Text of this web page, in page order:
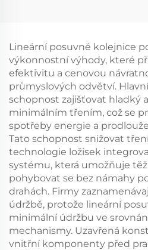
Lineární posuvné kolejnice
výkonnostní výhody, které
efektivitu a cenovou
průmyslových odvětví.
schopnost zajišťovat hladký
minimálním třením, což se
spotřeby energie a
Tato schopnost snižovat
technologie ložisek
systému, která umožňuje
pohybovat se bez námahy
drahách. Firmy
údržbě, protože lineární
minimální údržbu ve
mechanismy. Uzavřená
vnitřní komponenty před